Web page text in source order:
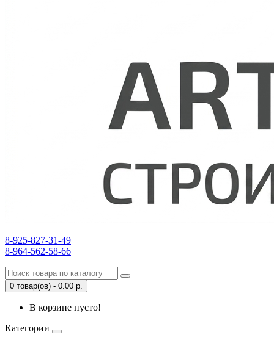
8-925-827-31-49
8-964-562-58-66
0 товар(ов) - 0.00 р.
В корзине пусто!
Категории